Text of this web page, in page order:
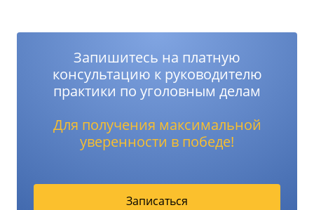
Запишитесь на платную
консультацию к руководителю
практики по уголовным делам
Для получения максимальной
уверенности в победе!
Записаться